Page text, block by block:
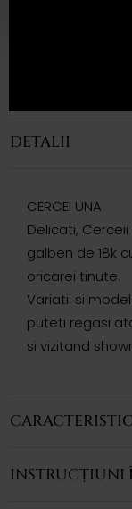
DETALII
CERCEI UNA
Delicati, Cerceii
galben de 18k
oricarei tinute.
Variatii si
puteti regasi
si vizitand
INSTRUCȚIUNI